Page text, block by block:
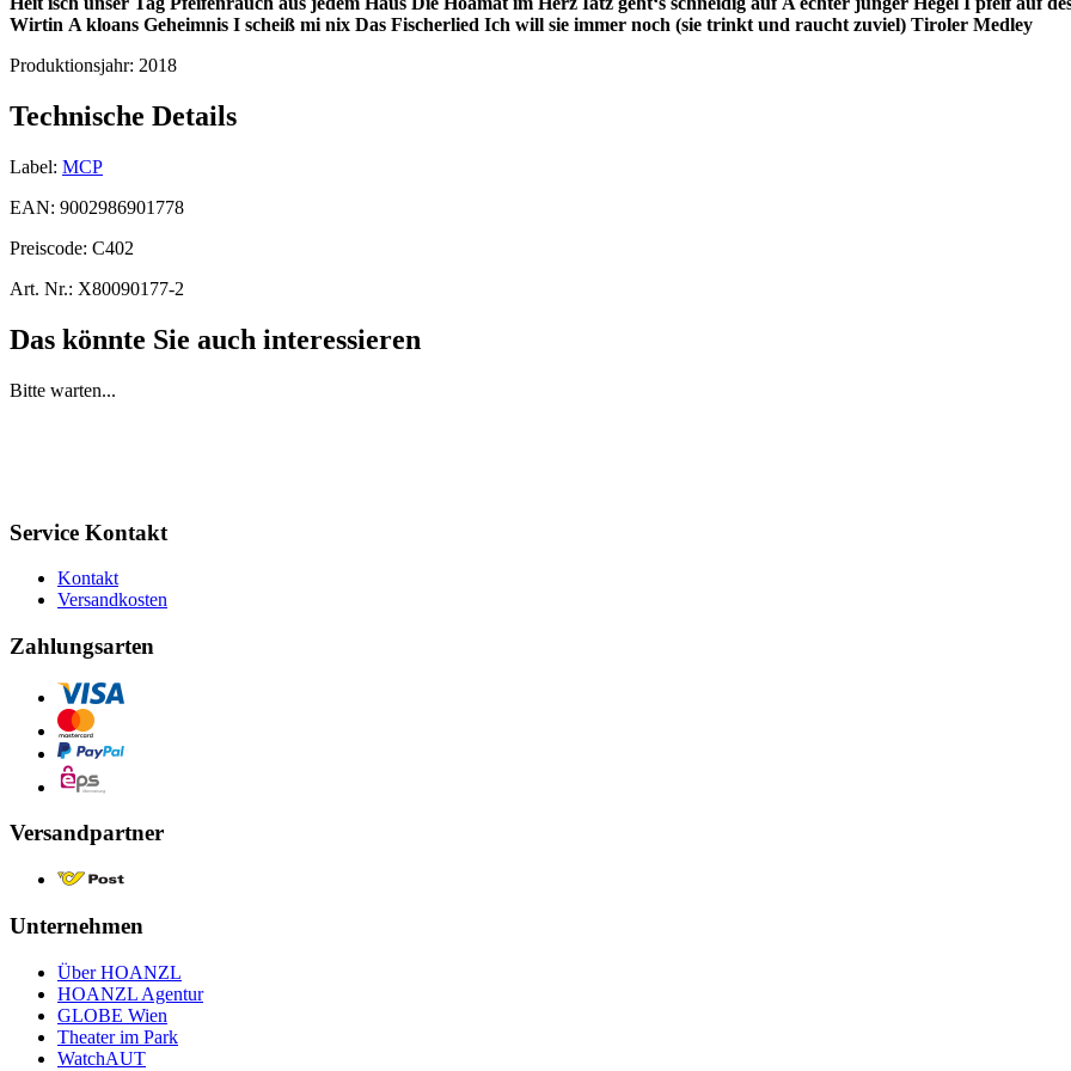
Wirtin A kloans Geheimnis I scheiß mi nix Das Fischerlied Ich will sie immer noch (sie trinkt und raucht zuviel) Tiroler Medley
Produktionsjahr: 2018
Technische Details
Label: MCP
EAN: 9002986901778
Preiscode: C402
Art. Nr.: X80090177-2
Das könnte Sie auch interessieren
Bitte warten...
Service Kontakt
Kontakt
Versandkosten
Zahlungsarten
Versandpartner
Unternehmen
Über HOANZL
HOANZL Agentur
GLOBE Wien
Theater im Park
WatchAUT